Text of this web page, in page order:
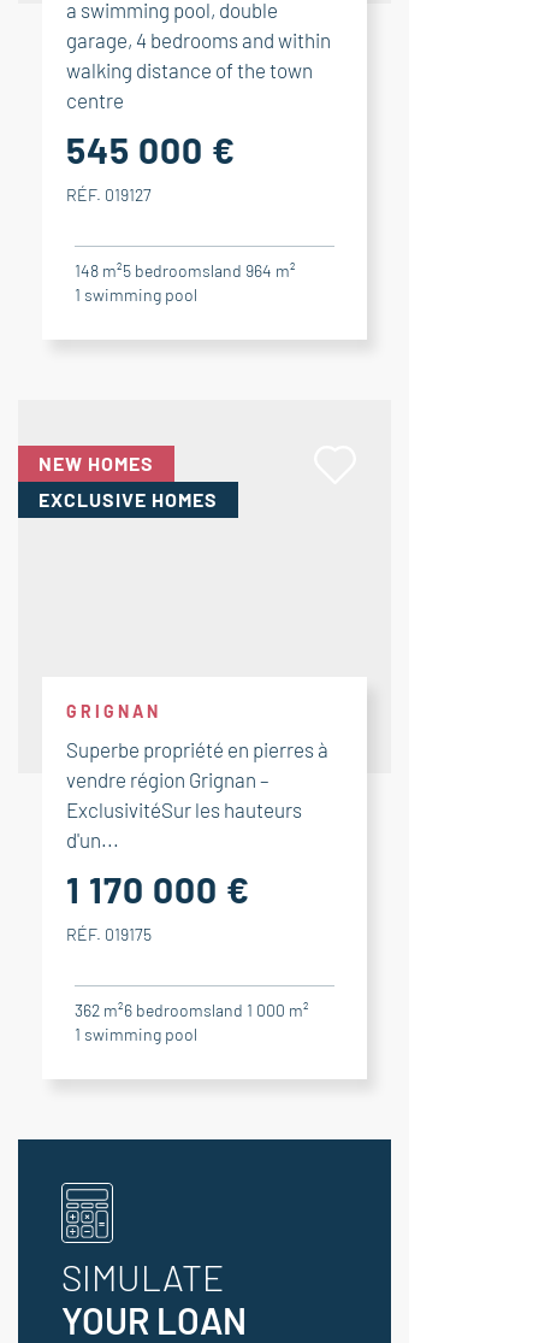
a swimming pool, double
garage, 4 bedrooms and within
walking distance of the town
centre
545 000 €
RÉF. 019127
148 m²5 bedroomsland 964 m²
1 swimming pool
NEW HOMES
EXCLUSIVE HOMES
GRIGNAN
Superbe propriété en pierres à
vendre région Grignan –
ExclusivitéSur les hauteurs
d'un...
1 170 000 €
RÉF. 019175
362 m²6 bedroomsland 1 000 m²
1 swimming pool
SIMULATE
YOUR LOAN